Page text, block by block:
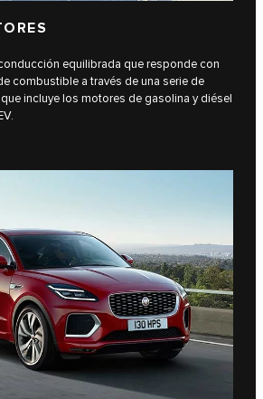
conducción equilibrada que responde con
combustible a través de una serie de
incluye los motores de gasolina y diésel